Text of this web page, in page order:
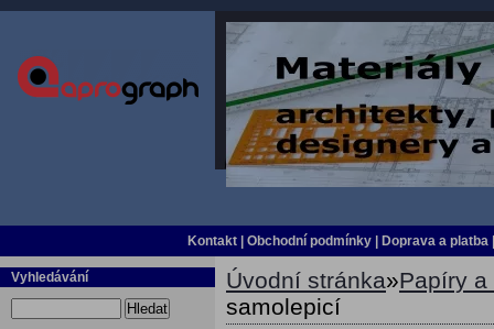
Kontakt Obchodní podmínky Doprava a platba
Vyhledávání
Hledat
Úvodní stránka»Papíry a
samolepicí